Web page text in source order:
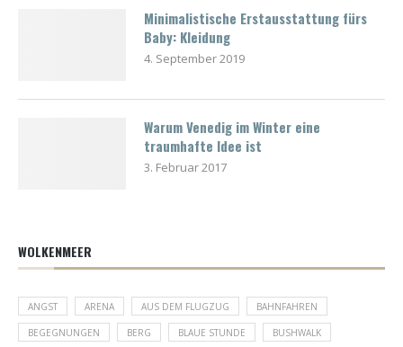
Minimalistische Erstausstattung fürs
Baby: Kleidung
4. September 2019
Warum Venedig im Winter eine
traumhafte Idee ist
3. Februar 2017
WOLKENMEER
ANGST ARENA AUS DEM FLUGZUG BAHNFAHREN
BEGEGNUNGEN BERG BLAUE STUNDE BUSHWALK